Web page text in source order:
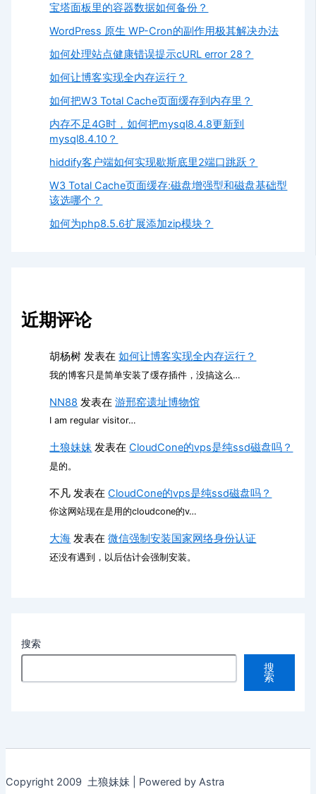
宝塔面板里的容器数据如何备份？
WordPress 原生 WP-Cron的副作用极其解决办法
如何处理站点健康错误提示cURL error 28？
如何让博客实现全内存运行？
如何把W3 Total Cache页面缓存到内存里？
内存不足4G时，如何把mysql8.4.8更新到
mysql8.4.10？
hiddify客户端如何实现歇斯底里2端口跳跃？
W3 Total Cache页面缓存:磁盘增强型和磁盘基础型
该选哪个？
如何为php8.5.6扩展添加zip模块？
近期评论
胡杨树 发表在如何让博客实现全内存运行？
我的博客只是简单安装了缓存插件，没搞这么…
NN88 发表在游邢窑遗址博物馆
I am regular visitor…
土狼妹妹 发表在CloudCone的vps是纯ssd磁盘吗？
是的。
不凡 发表在CloudCone的vps是纯ssd磁盘吗？
你这网站现在是用的cloudcone的v…
大海 发表在微信强制安装国家网络身份认证
还没有遇到，以后估计会强制安装。
搜索
搜
索
Copyright 2009 土狼妹妹 | Powered by Astra